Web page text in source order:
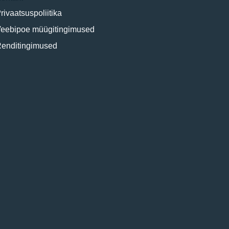
müügitingimused